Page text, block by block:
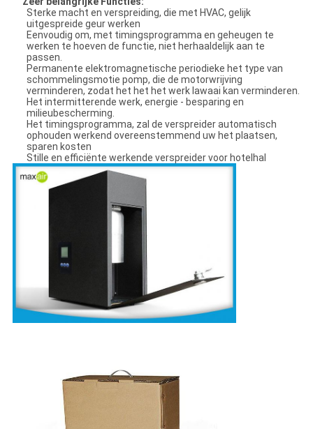
Sterke macht en verspreiding, die met HVAC, gelijk
uitgespreide geur werken
Eenvoudig om, met timingsprogramma en geheugen te
werken te hoeven de functie, niet herhaaldelijk aan te
passen.
Permanente elektromagnetische periodieke het type van
schommelingsmotie pomp, die de motorwrijving
verminderen, zodat het het het werk lawaai kan verminderen.
Het intermitterende werk, energie - besparing en
milieubescherming.
Het timingsprogramma, zal de verspreider automatisch
ophouden werkend overeenstemmend uw het plaatsen,
sparen kosten
Stille en efficiënte werkende verspreider voor hotelhal